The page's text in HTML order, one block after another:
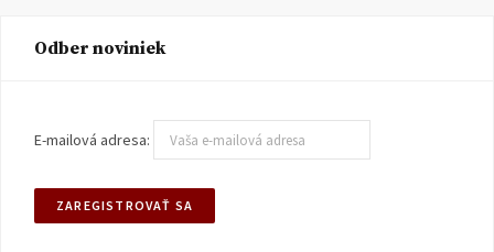
Odber noviniek
E-mailová adresa: